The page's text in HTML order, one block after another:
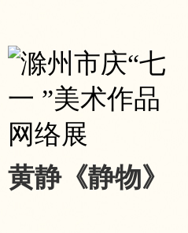
黄静《静物》